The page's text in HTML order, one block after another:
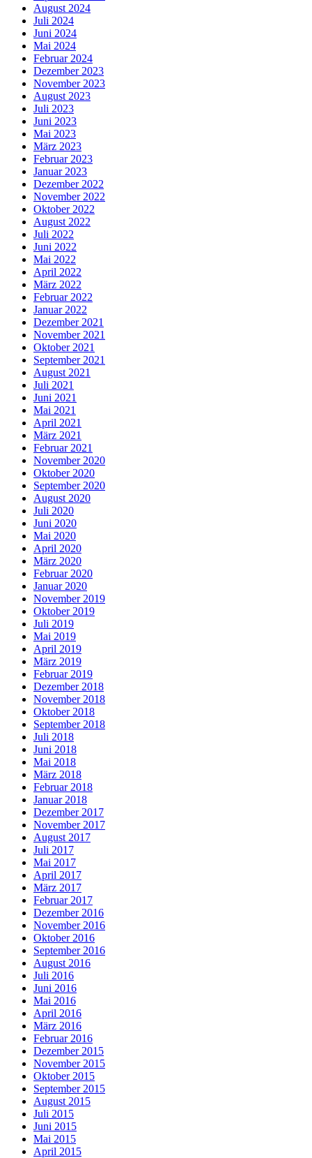
August 2024
Juli 2024
Juni 2024
Mai 2024
Februar 2024
Dezember 2023
November 2023
August 2023
Juli 2023
Juni 2023
Mai 2023
März 2023
Februar 2023
Januar 2023
Dezember 2022
November 2022
Oktober 2022
August 2022
Juli 2022
Juni 2022
Mai 2022
April 2022
März 2022
Februar 2022
Januar 2022
Dezember 2021
November 2021
Oktober 2021
September 2021
August 2021
Juli 2021
Juni 2021
Mai 2021
April 2021
März 2021
Februar 2021
November 2020
Oktober 2020
September 2020
August 2020
Juli 2020
Juni 2020
Mai 2020
April 2020
März 2020
Februar 2020
Januar 2020
November 2019
Oktober 2019
Juli 2019
Mai 2019
April 2019
März 2019
Februar 2019
Dezember 2018
November 2018
Oktober 2018
September 2018
Juli 2018
Juni 2018
Mai 2018
März 2018
Februar 2018
Januar 2018
Dezember 2017
November 2017
August 2017
Juli 2017
Mai 2017
April 2017
März 2017
Februar 2017
Dezember 2016
November 2016
Oktober 2016
September 2016
August 2016
Juli 2016
Juni 2016
Mai 2016
April 2016
März 2016
Februar 2016
Dezember 2015
November 2015
Oktober 2015
September 2015
August 2015
Juli 2015
Juni 2015
Mai 2015
April 2015